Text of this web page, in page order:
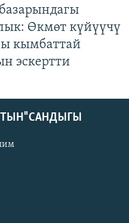
Өкмөт күйүүчү
кымбаттай
эскертти
САНДЫГЫ